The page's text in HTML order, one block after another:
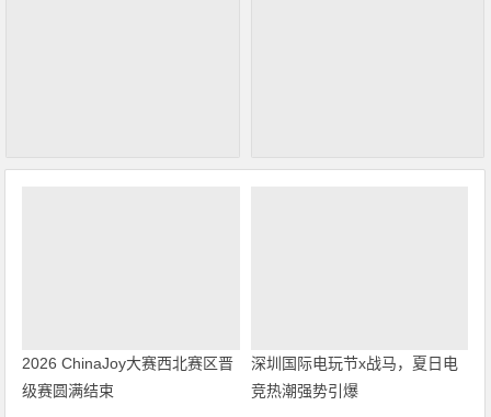
2026 ChinaJoy大赛西北赛区晋
级赛圆满结束
深圳国际电玩节x战马，夏日电
竞热潮强势引爆